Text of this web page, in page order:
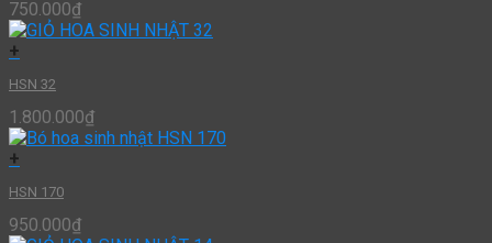
750.000₫
+
HSN 32
1.800.000₫
+
HSN 170
950.000₫